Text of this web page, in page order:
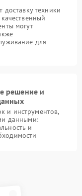
техники
могут
для
решение и
и инструментов,
данными:
и